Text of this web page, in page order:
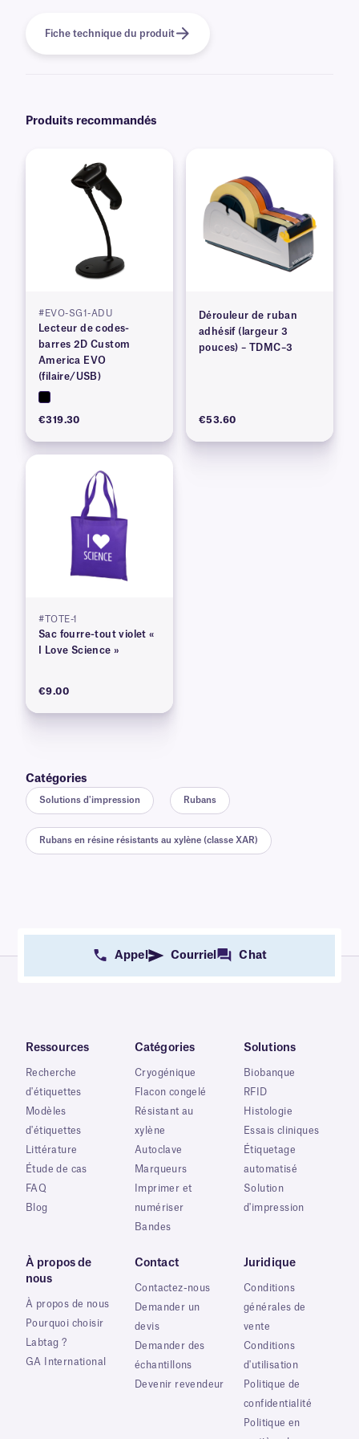
Fiche technique du produit
Produits recommandés
#EVO-SG1-ADU
Lecteur de codes-
barres 2D Custom
America EVO
(filaire/USB)
€319.30
Dérouleur de ruban
adhésif (largeur 3
pouces) – TDMC–3
€53.60
#TOTE-1
Sac fourre-tout violet «
I Love Science »
€9.00
Catégories
Solutions d'impression Rubans
Rubans en résine résistants au xylène (classe XAR)
Appel Courriel Chat
Ressources
Recherche
d'étiquettes
Modèles
d'étiquettes
Littérature
Étude de cas
FAQ
Blog
Catégories
Cryogénique
Flacon congelé
Résistant au
xylène
Autoclave
Marqueurs
Imprimer et
numériser
Bandes
Solutions
Biobanque
RFID
Histologie
Essais cliniques
Étiquetage
automatisé
Solution
d'impression
À propos de
nous
À propos de nous
Pourquoi choisir
Labtag ?
GA International
Contact
Contactez-nous
Demander un
devis
Demander des
échantillons
Devenir revendeur
Juridique
Conditions
générales de
vente
Conditions
d'utilisation
Politique de
confidentialité
Politique en